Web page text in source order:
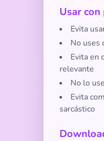
Usar con
Evita
No uses
Evita en
relevante
No lo
Evita
sarcástico